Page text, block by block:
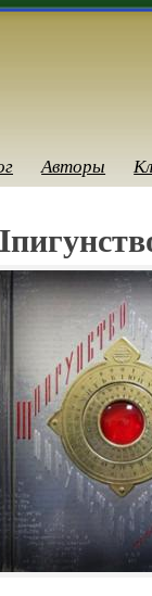
Авторы